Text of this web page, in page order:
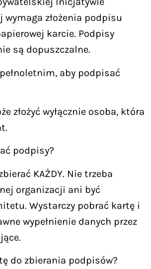
wymaga złożenia podpisu
karcie. Podpisy
są dopuszczalne.
aby podpisać
złożyć wyłącznie osoba, która
podpisy?
KAŻDY. Nie trzeba
organizacji ani być
Wystarczy pobrać kartę i
wypełnienie danych przez
do zbierania podpisów?